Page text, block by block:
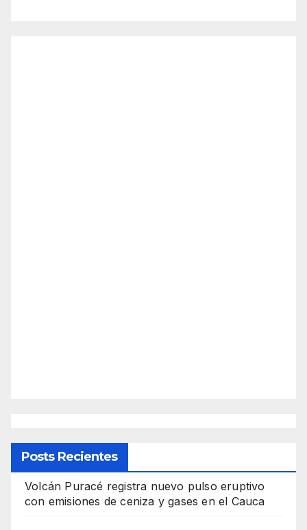
Posts Recientes
Volcán Puracé registra nuevo pulso eruptivo
con emisiones de ceniza y gases en el Cauca